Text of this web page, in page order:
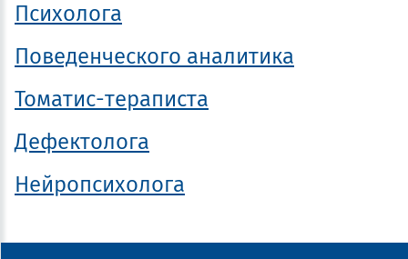
Психолога
Поведенческого аналитика
Томатис-тераписта
Дефектолога
Нейропсихолога